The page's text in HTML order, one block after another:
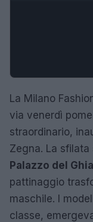
La Milano
via venerdì
straordinario,
Zegna. La
Palazzo del
pattinaggio
maschile. I
classe,